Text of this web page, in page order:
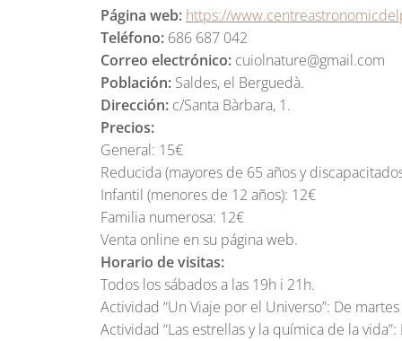
Página web: https://
Teléfono: 686 687 042
Correo electrónico: cuiolnature@gmail.com
Población: Saldes, el Berguedà.
Dirección: c/Santa Bàrbara, 1.
Precios:
General: 15€
Reducida (mayores de 65 años y
Infantil (menores de 12 años): 12€
Familia numerosa: 12€
Venta online en su página web.
Horario de visitas:
Todos los sábados a las 19h i 21h.
Actividad “Un Viaje por el Universo”: De
Actividad “Las estrellas y la química de la